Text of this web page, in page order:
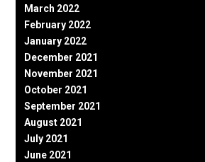
March 2022
February 2022
January 2022
December 2021
November 2021
October 2021
September 2021
August 2021
July 2021
June 2021